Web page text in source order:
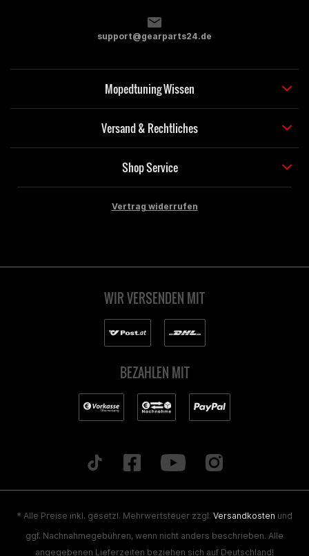
support@gearparts24.de
Mopedtuning Wissen
Versand & Rechtliches
Shop Service
Vertrag widerrufen
WIR VERSENDEN MIT
BEZAHLEN MIT
* Alle Preise inkl. gesetzl. Mehrwertsteuer zzgl. Versandkosten und
ggf. Nachnahmegebühren, wenn nicht anders beschrieben. Alle
angegebenen Lieferzeiten beziehen sich auf Deutschland!